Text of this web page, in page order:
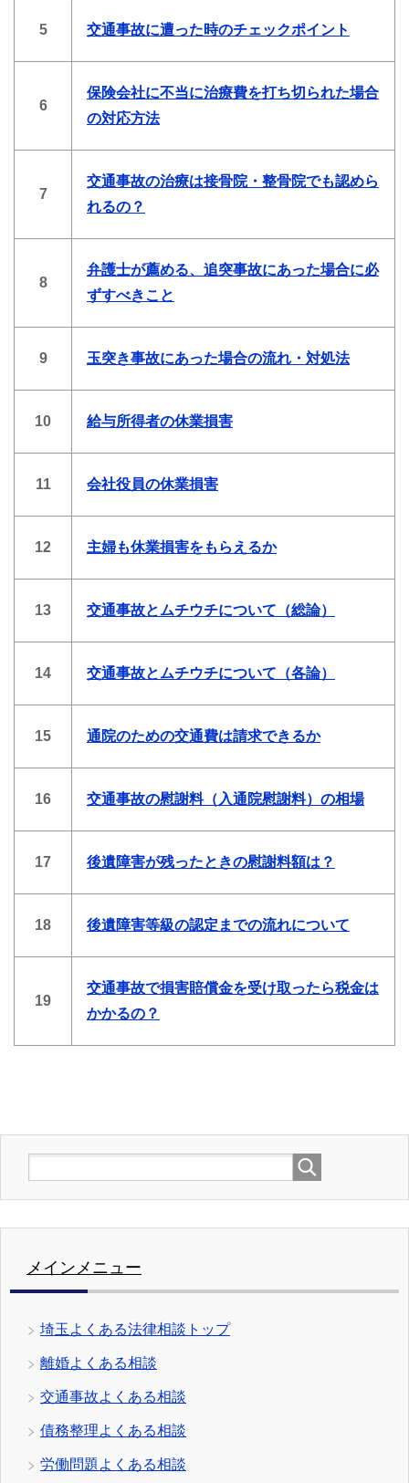
5 交通事故に遭った時のチェックポイント
6
保険会社に不当に治療費を打ち切られた場合
の対応方法
7
交通事故の治療は接骨院・整骨院でも認めら
れるの？
8
弁護士が薦める、追突事故にあった場合に必
ずすべきこと
9 玉突き事故にあった場合の流れ・対処法
10 給与所得者の休業損害
11 会社役員の休業損害
12 主婦も休業損害をもらえるか
13 交通事故とムチウチについて（総論）
14 交通事故とムチウチについて（各論）
15 通院のための交通費は請求できるか
16 交通事故の慰謝料（入通院慰謝料）の相場
17 後遺障害が残ったときの慰謝料額は？
18 後遺障害等級の認定までの流れについて
19
交通事故で損害賠償金を受け取ったら税金は
かかるの？
メインメニュー
埼玉よくある法律相談トップ
離婚よくある相談
交通事故よくある相談
債務整理よくある相談
労働問題よくある相談